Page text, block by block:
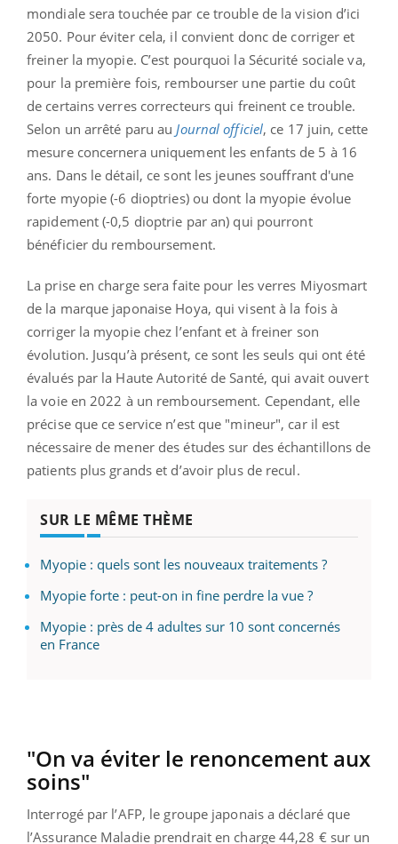
mondiale sera touchée par ce trouble de la vision d’ici
2050. Pour éviter cela, il convient donc de corriger et
freiner la myopie. C’est pourquoi la Sécurité sociale va,
pour la première fois, rembourser une partie du coût
de certains verres correcteurs qui freinent ce trouble.
Selon un arrêté paru au Journal officiel, ce 17 juin, cette
mesure concernera uniquement les enfants de 5 à 16
ans. Dans le détail, ce sont les jeunes souffrant d'une
forte myopie (-6 dioptries) ou dont la myopie évolue
rapidement (-0,5 dioptrie par an) qui pourront
bénéficier du remboursement.
La prise en charge sera faite pour les verres Miyosmart
de la marque japonaise Hoya, qui visent à la fois à
corriger la myopie chez l’enfant et à freiner son
évolution. Jusqu’à présent, ce sont les seuls qui ont été
évalués par la Haute Autorité de Santé, qui avait ouvert
la voie en 2022 à un remboursement. Cependant, elle
précise que ce service n’est que "mineur", car il est
nécessaire de mener des études sur des échantillons de
patients plus grands et d’avoir plus de recul.
SUR LE MÊME THÈME
Myopie : quels sont les nouveaux traitements ?
Myopie forte : peut-on in fine perdre la vue ?
Myopie : près de 4 adultes sur 10 sont concernés
en France
"On va éviter le renoncement aux
soins"
Interrogé par l’AFP, le groupe japonais a déclaré que
l’Assurance Maladie prendrait en charge 44,28 € sur un